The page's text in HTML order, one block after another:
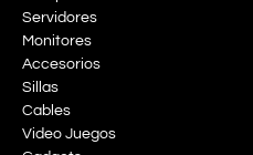
Servidores
Monitores
Accesorios
Sillas
Cables
Video Juegos